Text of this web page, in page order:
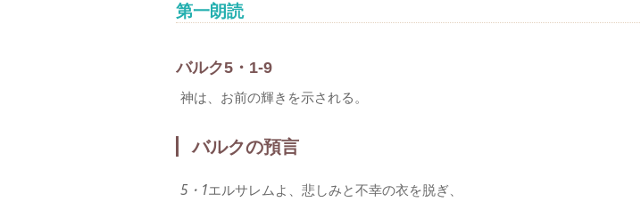
第一朗読
バルク5・1-9
神は、お前の輝きを示される。
バルクの預言
5・1エルサレムよ、悲しみと不幸の衣を脱ぎ、